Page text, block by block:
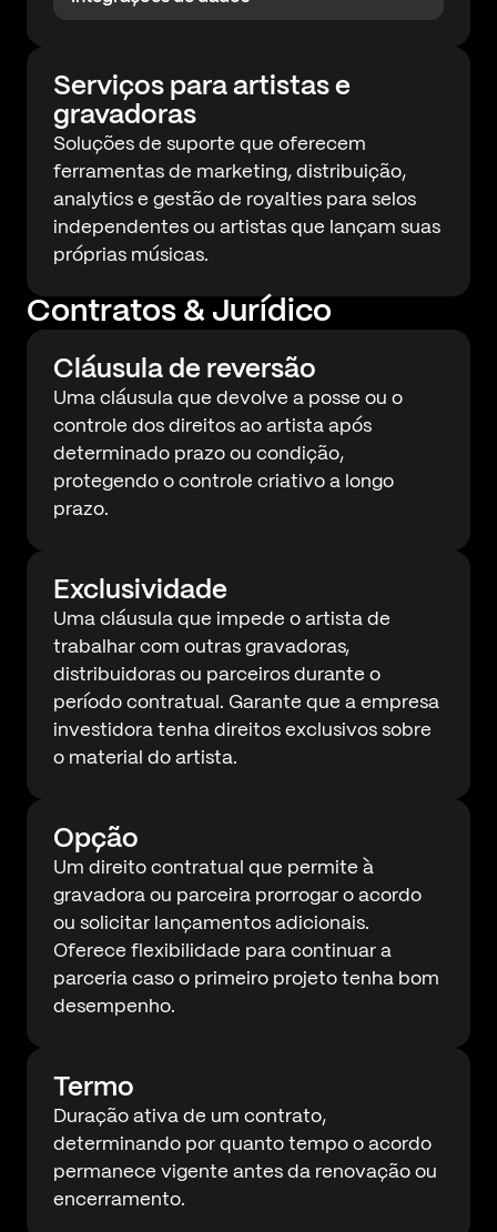
Serviços para artistas e
gravadoras
Soluções de suporte que oferecem
ferramentas de marketing, distribuição,
analytics e gestão de royalties para selos
independentes ou artistas que lançam suas
próprias músicas.
Contratos & Jurídico
Cláusula de reversão
Uma cláusula que devolve a posse ou o
controle dos direitos ao artista após
determinado prazo ou condição,
protegendo o controle criativo a longo
prazo.
Exclusividade
Uma cláusula que impede o artista de
trabalhar com outras gravadoras,
distribuidoras ou parceiros durante o
período contratual. Garante que a empresa
investidora tenha direitos exclusivos sobre
o material do artista.
Opção
Um direito contratual que permite à
gravadora ou parceira prorrogar o acordo
ou solicitar lançamentos adicionais.
Oferece flexibilidade para continuar a
parceria caso o primeiro projeto tenha bom
desempenho.
Termo
Duração ativa de um contrato,
determinando por quanto tempo o acordo
permanece vigente antes da renovação ou
encerramento.